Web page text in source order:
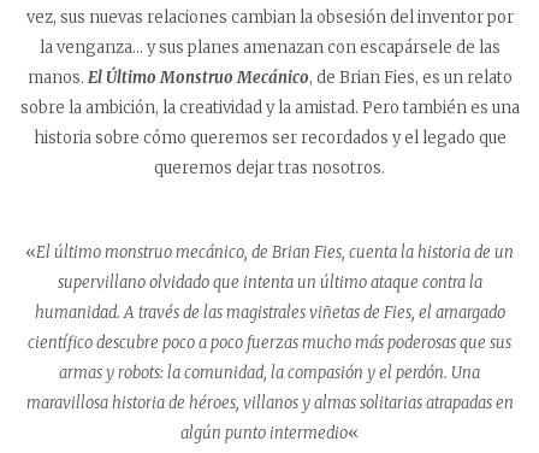
vez, sus nuevas relaciones cambian la obsesión del inventor por
la venganza… y sus planes amenazan con escapársele de las
manos. El Último Monstruo Mecánico, de Brian Fies, es un relato
sobre la ambición, la creatividad y la amistad. Pero también es una
historia sobre cómo queremos ser recordados y el legado que
queremos dejar tras nosotros.
«El último monstruo mecánico, de Brian Fies, cuenta la historia de un
supervillano olvidado que intenta un último ataque contra la
humanidad. A través de las magistrales viñetas de Fies, el amargado
científico descubre poco a poco fuerzas mucho más poderosas que sus
armas y robots: la comunidad, la compasión y el perdón. Una
maravillosa historia de héroes, villanos y almas solitarias atrapadas en
algún punto intermedio«